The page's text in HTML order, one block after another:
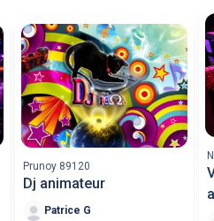
Prunoy 89120
Dj animateur
Patrice G